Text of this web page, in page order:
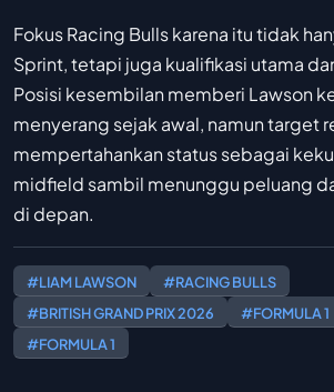
Fokus Racing Bulls karena itu tidak
Sprint, tetapi juga kualifikasi utama
Posisi kesembilan memberi Lawson
menyerang sejak awal, namun target
mempertahankan status sebagai
midfield sambil menunggu peluang
di depan.
#LIAM LAWSON
#RACING BULLS
#BRITISH GRAND PRIX 2026
#FORMULA 1
#FORMULA 1